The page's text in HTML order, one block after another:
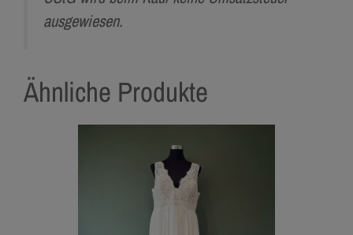
ausgewiesen.
Ähnliche Produkte